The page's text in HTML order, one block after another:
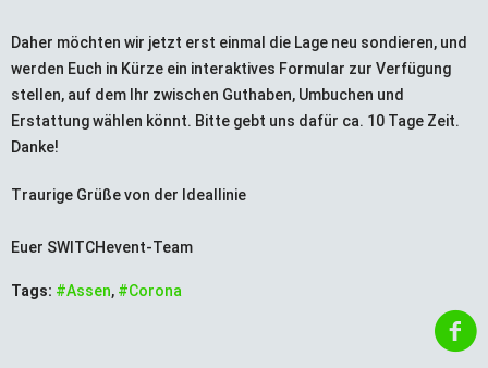
Daher möchten wir jetzt erst einmal die Lage neu sondieren, und
werden Euch in Kürze ein interaktives Formular zur Verfügung
stellen, auf dem Ihr zwischen Guthaben, Umbuchen und
Erstattung wählen könnt. Bitte gebt uns dafür ca. 10 Tage Zeit.
Danke!
Traurige Grüße von der Ideallinie
Euer SWITCHevent-Team
Tags: #Assen, #Corona